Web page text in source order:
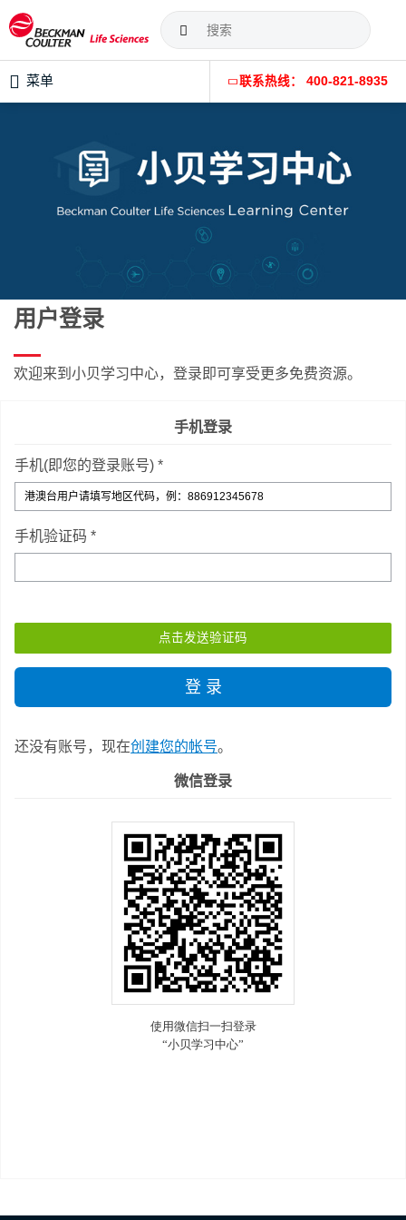
菜单 联系热线： 400-821-8935
用户登录
欢迎来到小贝学习中心，登录即可享受更多免费资源。
手机登录
手机(即您的登录账号) *
手机验证码 *
还没有账号，现在创建您的帐号。
微信登录